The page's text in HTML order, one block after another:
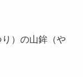
）の山鉾（や